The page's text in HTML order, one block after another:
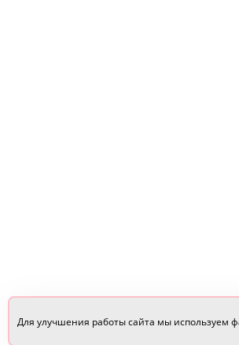
Для улучшения работы сайта мы используем